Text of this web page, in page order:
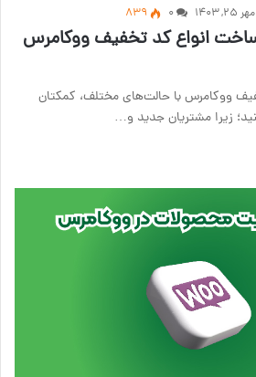
مهر ۲۵, ۱۴۰۳ ۰ 839
ساخت انواع کد تخفیف ووکامرس
ووکامرس با حالت‌های مختلف، کمکتان
زیرا مشتریان جدید و…